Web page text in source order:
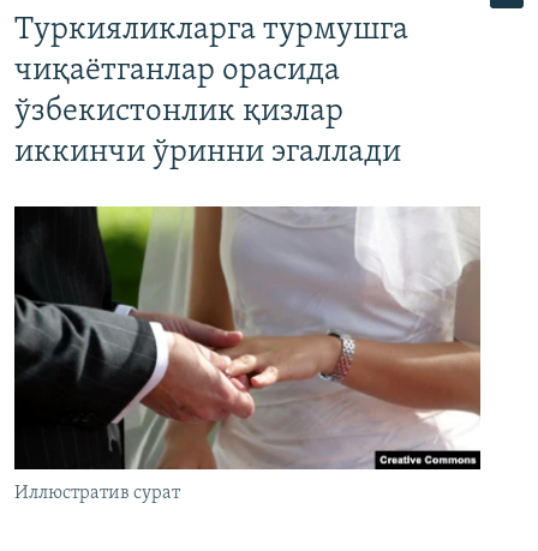
Туркияликларга турмушга
чиқаётганлар орасида
ўзбекистонлик қизлар
иккинчи ўринни эгаллади
Иллюстратив сурат